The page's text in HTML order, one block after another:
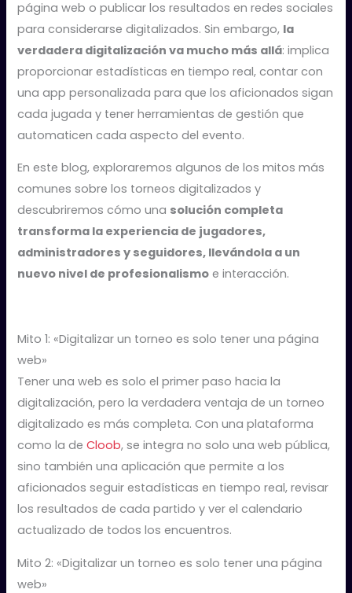
página web o publicar los resultados en redes sociales
para considerarse digitalizados. Sin embargo, la
verdadera digitalización va mucho más allá: implica
proporcionar estadísticas en tiempo real, contar con
una app personalizada para que los aficionados sigan
cada jugada y tener herramientas de gestión que
automaticen cada aspecto del evento.
En este blog, exploraremos algunos de los mitos más
comunes sobre los torneos digitalizados y
descubriremos cómo una solución completa
transforma la experiencia de jugadores,
administradores y seguidores, llevándola a un
nuevo nivel de profesionalismo e interacción.
Mito 1: «Digitalizar un torneo es solo tener una página
web»
Tener una web es solo el primer paso hacia la
digitalización, pero la verdadera ventaja de un torneo
digitalizado es más completa. Con una plataforma
como la deCloob, se integra no solo una web pública,
sino también una aplicación que permite a los
aficionados seguir estadísticas en tiempo real, revisar
los resultados de cada partido y ver el calendario
actualizado​ de todos los encuentros.
Mito 2: «Digitalizar un torneo es solo tener una página
web»